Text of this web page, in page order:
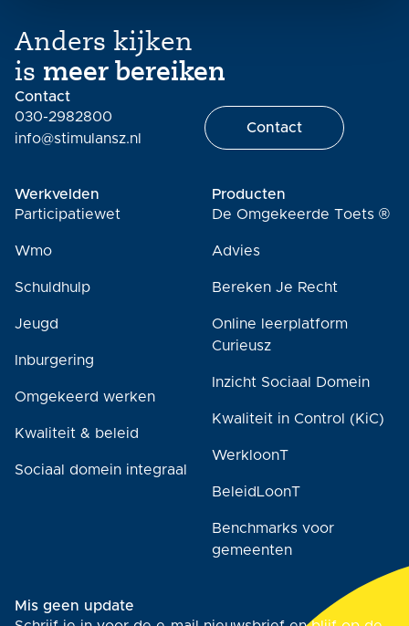
Anders kijken
is meer bereiken
Contact
030-2982800
info@stimulansz.nl
Contact
Werkvelden
Participatiewet
Wmo
Schuldhulp
Jeugd
Inburgering
Omgekeerd werken
Kwaliteit & beleid
Sociaal domein integraal
Producten
De Omgekeerde Toets ®
Advies
Bereken Je Recht
Online leerplatform
Curieusz
Inzicht Sociaal Domein
Kwaliteit in Control (KiC)
WerkloonT
BeleidLoonT
Benchmarks voor
gemeenten
Mis geen update